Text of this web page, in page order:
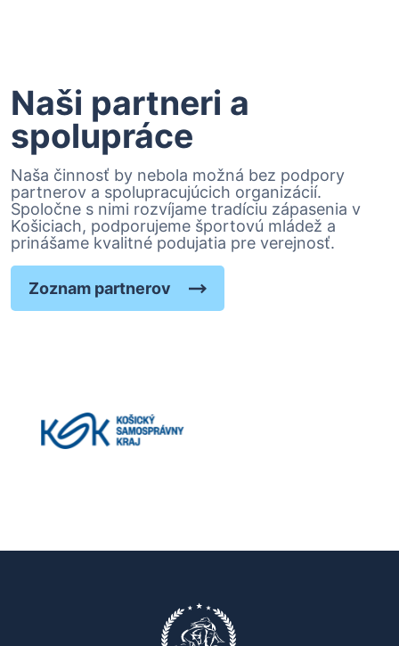
Naši partneri a
spolupráce
Naša činnosť by nebola možná bez podpory
partnerov a spolupracujúcich organizácií.
Spoločne s nimi rozvíjame tradíciu zápasenia v
Košiciach, podporujeme športovú mládež a
prinášame kvalitné podujatia pre verejnosť.
Zoznam partnerov